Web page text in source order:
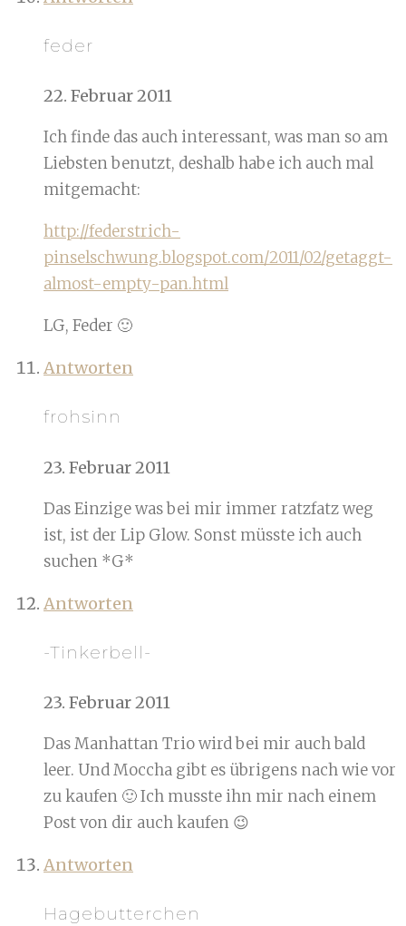
feder
22. Februar 2011
Ich finde das auch interessant, was man so am
Liebsten benutzt, deshalb habe ich auch mal
mitgemacht:
http://federstrich-
pinselschwung.blogspot.com/2011/02/getaggt-
almost-empty-pan.html
LG, Feder 🙂
Antworten
frohsinn
23. Februar 2011
Das Einzige was bei mir immer ratzfatz weg
ist, ist der Lip Glow. Sonst müsste ich auch
suchen *G*
Antworten
-Tinkerbell-
23. Februar 2011
Das Manhattan Trio wird bei mir auch bald
leer. Und Moccha gibt es übrigens nach wie vor
zu kaufen 🙂 Ich musste ihn mir nach einem
Post von dir auch kaufen 😉
Antworten
Hagebutterchen